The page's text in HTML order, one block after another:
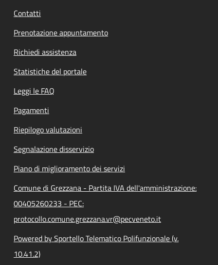
Contatti
Prenotazione appuntamento
Richiedi assistenza
Statistiche del portale
Leggi le FAQ
Pagamenti
Riepilogo valutazioni
Segnalazione disservizio
Piano di miglioramento dei servizi
Comune di Grezzana - Partita IVA dell'amministrazione:
00405260233 - PEC:
protocollo.comune.grezzana.vr@pecveneto.it
Powered by Sportello Telematico Polifunzionale (v.
10.41.2)